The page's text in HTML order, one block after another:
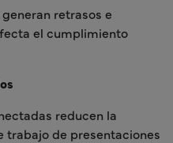
retrasos e
el cumplimiento
reducen la
trabajo de presentaciones